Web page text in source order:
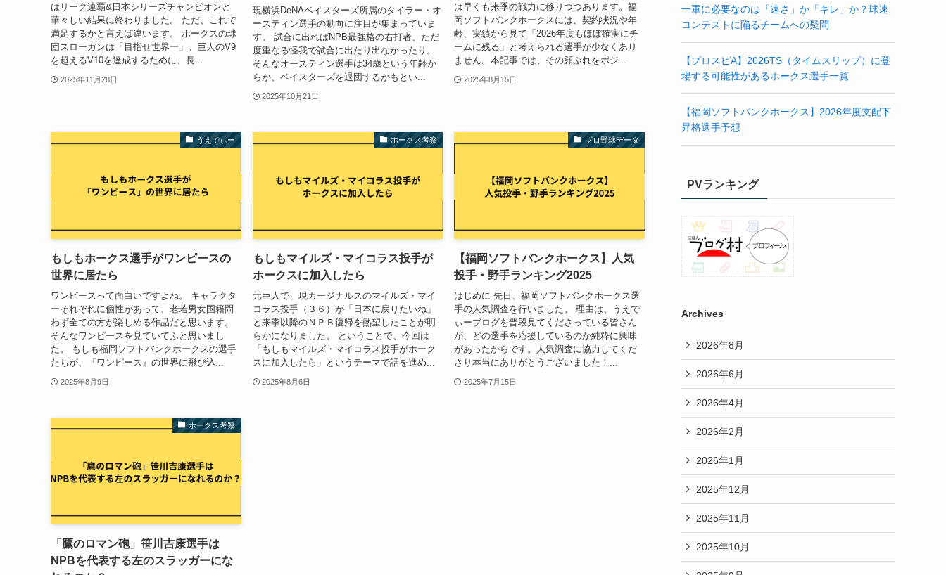
はリーグ連覇&日本シリーズチャンピオンと
華々しい結果に終わりました。 ただ、これで
満足するかと言えば違います。 ホークスの球
団スローガンは「目指せ世界一」。巨人のV9
を超えるV10を達成するために、長...
2025年11月28日
現横浜DeNAベイスターズ所属のタイラー・オ
ースティン選手の動向に注目が集まっていま
す。 試合に出ればNPB最強格の右打者、ただ
度重なる怪我で試合に出たり出なかったり。
そんなオースティン選手は34歳という年齢か
らか、ベイスターズを退団するかもとい...
2025年10月21日
は早くも来季の戦力に移りつつあります。福
岡ソフトバンクホークスには、契約状況や年
齢、実績から見て「2026年度もほぼ確実にチ
ームに残る」と考えられる選手が少なくあり
ません。本記事では、その顔ぶれをポジ...
2025年8月15日
うえでぃー
もしもホークス選手がワンピースの
世界に居たら
ワンピースって面白いですよね。 キャラクタ
ーそれぞれに個性があって、老若男女国籍問
わず全ての方が楽しめる作品だと思います。
そんなワンピースを見ていてふと思いまし
た。 もしも福岡ソフトバンクホークスの選手
たちが、『ワンピース』の世界に飛び込...
2025年8月9日
ホークス考察
もしもマイルズ・マイコラス投手が
ホークスに加入したら
元巨人で、現カージナルスのマイルズ・マイ
コラス投手（３６）が「日本に戻りたいね」
と来季以降のＮＰＢ復帰を熱望したことが明
らかになりました。 ということで、今回は
「もしもマイルズ・マイコラス投手がホーク
スに加入したら」というテーマで話を進め...
2025年8月6日
プロ野球データ
【福岡ソフトバンクホークス】人気
投手・野手ランキング2025
はじめに 先日、福岡ソフトバンクホークス選
手の人気調査を行いました。 理由は、うえで
ぃーブログを普段見てくださっている皆さん
が、どの選手を応援しているのか純粋に興味
があったからです。人気調査に協力してくだ
さり本当にありがとうございました！...
2025年7月15日
ホークス考察
「鷹のロマン砲」笹川吉康選手は
NPBを代表する左のスラッガーにな
一軍に必要なのは「速さ」か「キレ」か？球速
コンテストに陥るチームへの疑問
【プロスピA】2026TS（タイムスリップ）に登
場する可能性があるホークス選手一覧
【福岡ソフトバンクホークス】2026年度支配下
昇格選手予想
PVランキング
Archives
2026年8月
2026年6月
2026年4月
2026年2月
2026年1月
2025年12月
2025年11月
2025年10月